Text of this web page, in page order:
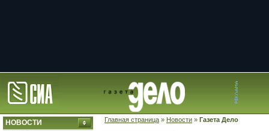
Главная страница » Новости » Газета Дело
НОВОСТИ